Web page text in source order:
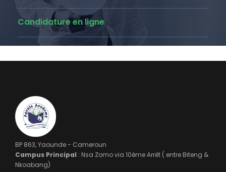
Candidature en ligne
BP 863, Yaounde - Cameroun
Campus Principal : Nsa Zomo via 10ème Arrêt ( entre Biteng &
Nkoabang)